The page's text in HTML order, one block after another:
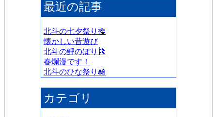
最近の記事
北斗の七夕祭り🎋
懐かしい昔遊び
北斗の鯉のぼり🎏
春爛漫です！
北斗のひな祭り🎎
カテゴリ